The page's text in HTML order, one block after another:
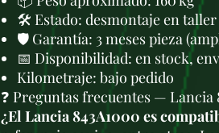
🛠 Estado: desmontaje en
🛡️ Garantía: 3 meses pieza
📅 Disponibilidad: en stock,
Kilometraje: bajo pedido
❓ Preguntas frecuentes — Lancia
¿El Lancia 843A1000 es